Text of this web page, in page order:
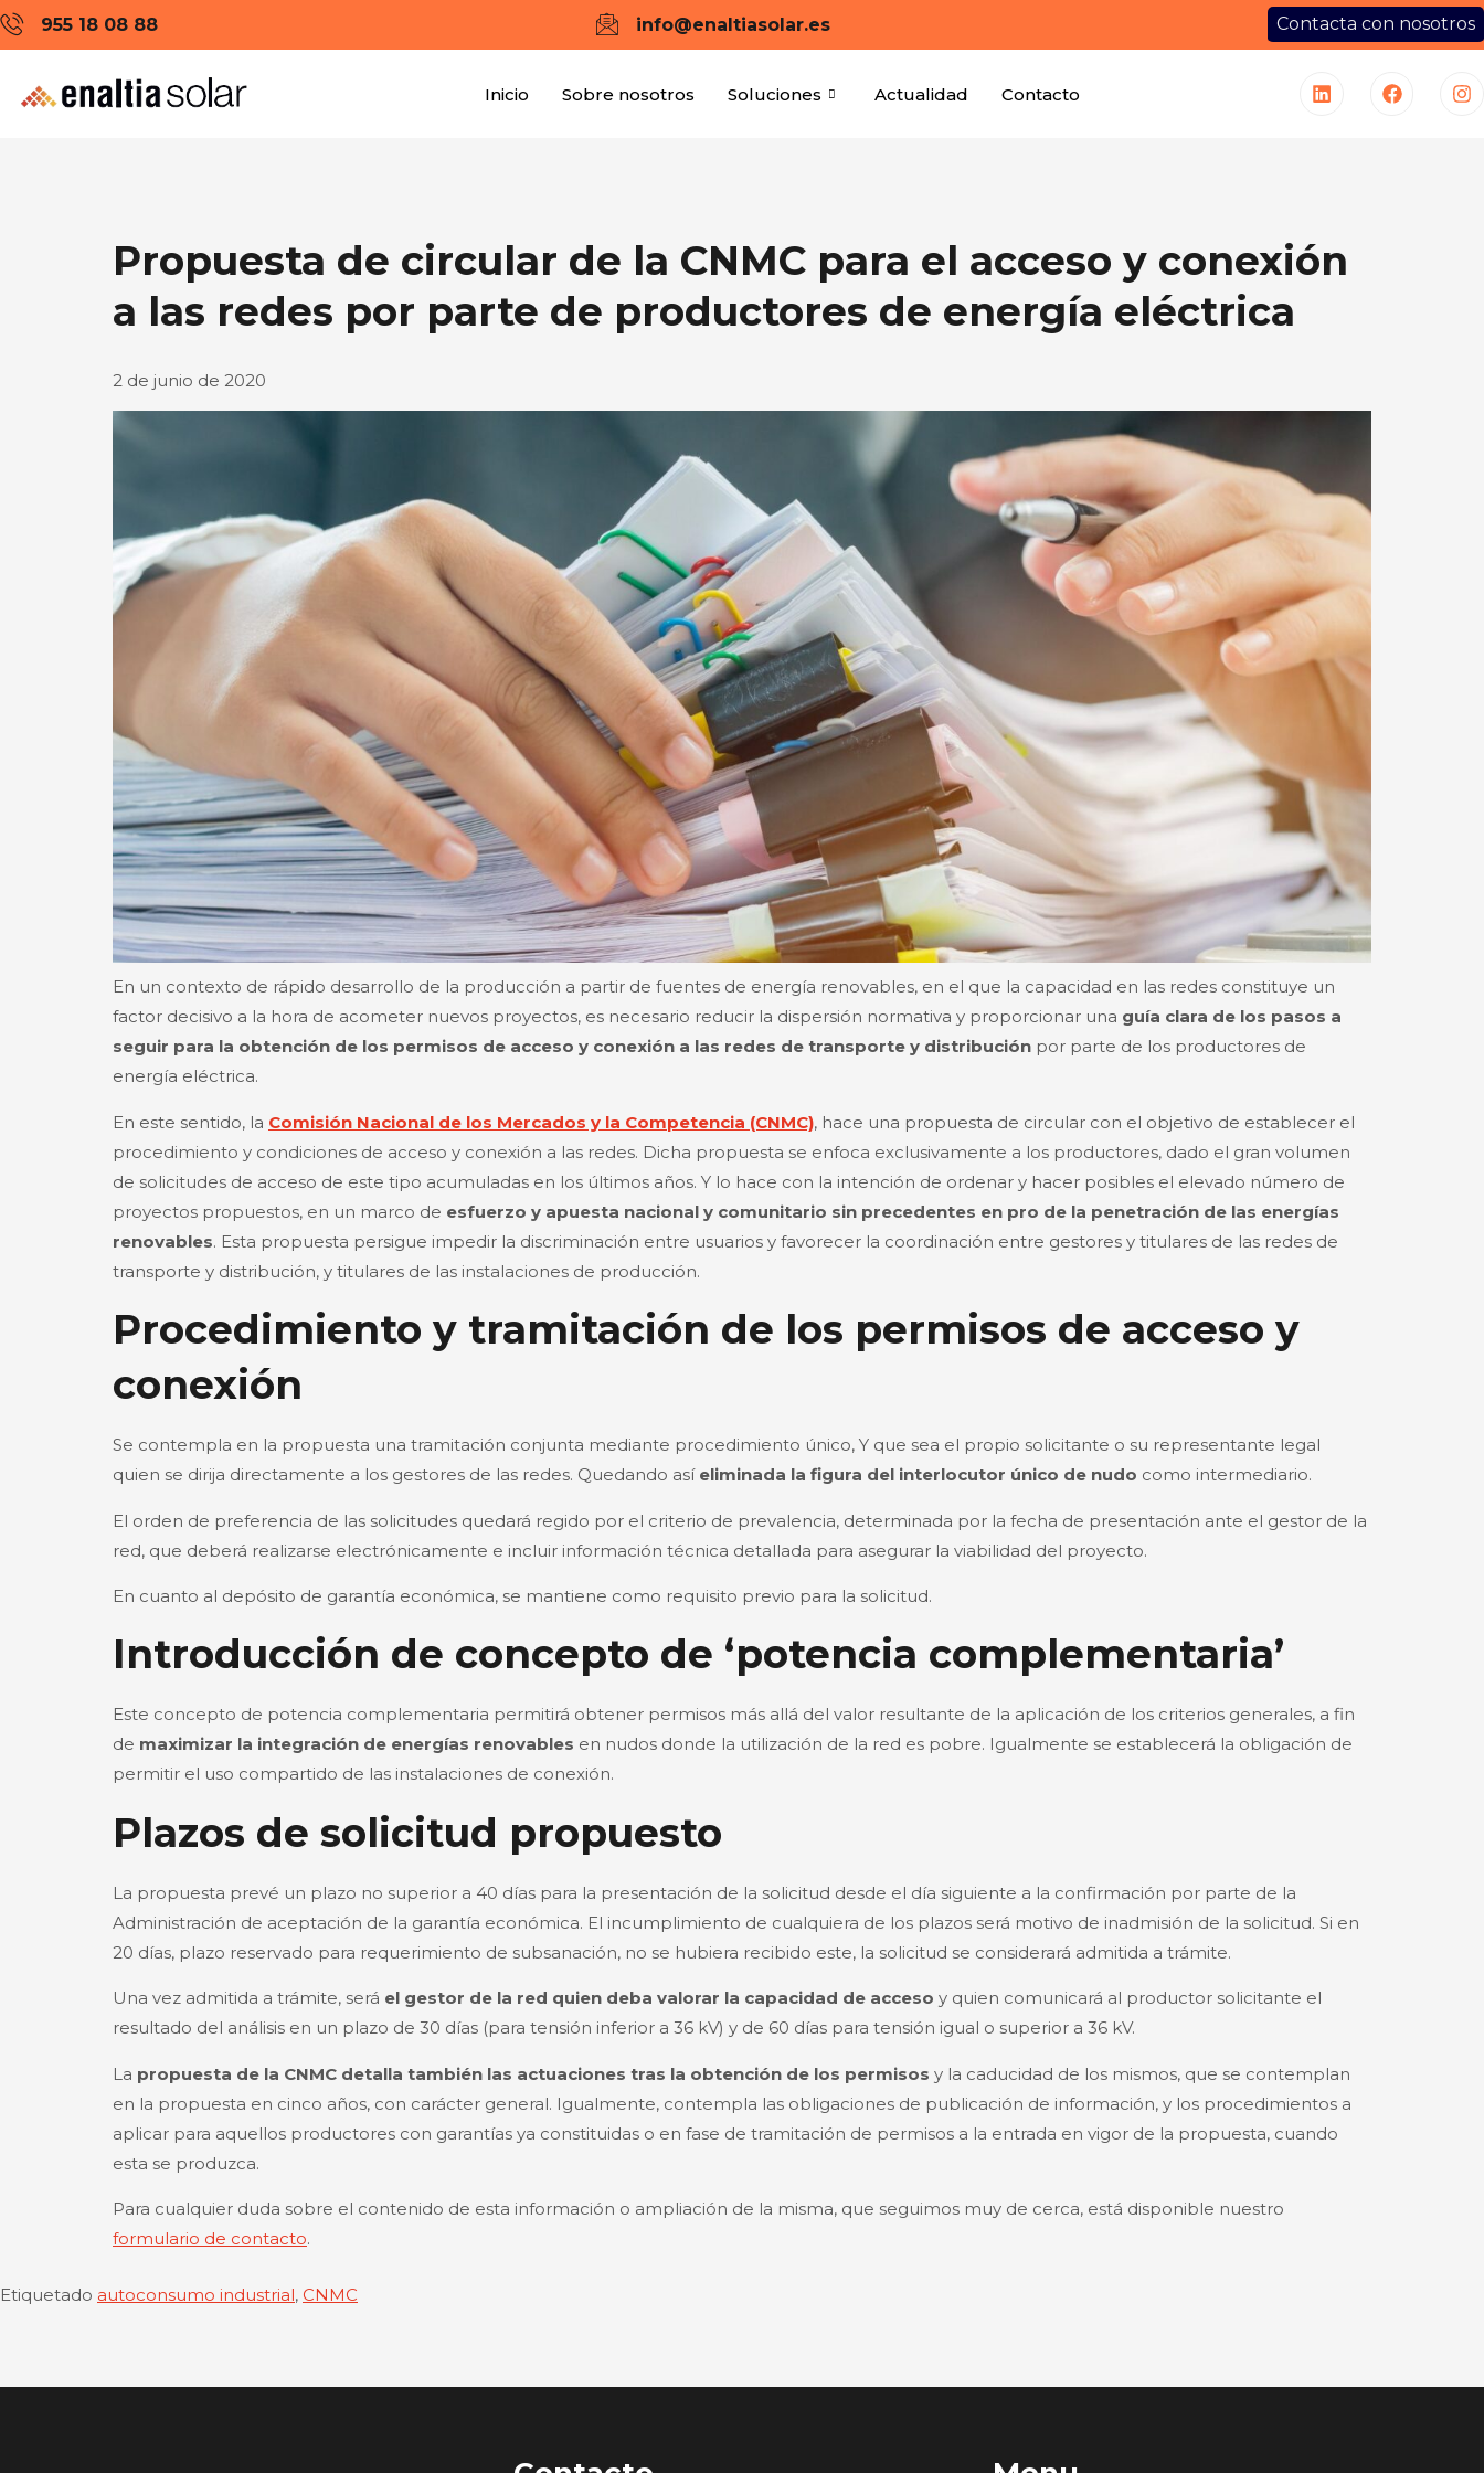
955 18 08 88 info@enaltiasolar.es Contacta con nosotros
Inicio Sobre nosotros Soluciones Actualidad Contacto
Propuesta de circular de la CNMC para el acceso y conexión
a las redes por parte de productores de energía eléctrica
2 de junio de 2020
En un contexto de rápido desarrollo de la producción a partir de fuentes de energía renovables, en el que la capacidad en las redes constituye un
factor decisivo a la hora de acometer nuevos proyectos, es necesario reducir la dispersión normativa y proporcionar una guía clara de los pasos a
seguir para la obtención de los permisos de acceso y conexión a las redes de transporte y distribución por parte de los productores de
energía eléctrica.
En este sentido, la Comisión Nacional de los Mercados y la Competencia (CNMC), hace una propuesta de circular con el objetivo de establecer el
procedimiento y condiciones de acceso y conexión a las redes. Dicha propuesta se enfoca exclusivamente a los productores, dado el gran volumen
de solicitudes de acceso de este tipo acumuladas en los últimos años. Y lo hace con la intención de ordenar y hacer posibles el elevado número de
proyectos propuestos, en un marco de esfuerzo y apuesta nacional y comunitario sin precedentes en pro de la penetración de las energías
renovables. Esta propuesta persigue impedir la discriminación entre usuarios y favorecer la coordinación entre gestores y titulares de las redes de
transporte y distribución, y titulares de las instalaciones de producción.
Procedimiento y tramitación de los permisos de acceso y
conexión
Se contempla en la propuesta una tramitación conjunta mediante procedimiento único, Y que sea el propio solicitante o su representante legal
quien se dirija directamente a los gestores de las redes. Quedando así eliminada la figura del interlocutor único de nudo como intermediario.
El orden de preferencia de las solicitudes quedará regido por el criterio de prevalencia, determinada por la fecha de presentación ante el gestor de la
red, que deberá realizarse electrónicamente e incluir información técnica detallada para asegurar la viabilidad del proyecto.
En cuanto al depósito de garantía económica, se mantiene como requisito previo para la solicitud.
Introducción de concepto de ‘potencia complementaria’
Este concepto de potencia complementaria permitirá obtener permisos más allá del valor resultante de la aplicación de los criterios generales, a fin
de maximizar la integración de energías renovables en nudos donde la utilización de la red es pobre. Igualmente se establecerá la obligación de
permitir el uso compartido de las instalaciones de conexión.
Plazos de solicitud propuesto
La propuesta prevé un plazo no superior a 40 días para la presentación de la solicitud desde el día siguiente a la confirmación por parte de la
Administración de aceptación de la garantía económica. El incumplimiento de cualquiera de los plazos será motivo de inadmisión de la solicitud. Si en
20 días, plazo reservado para requerimiento de subsanación, no se hubiera recibido este, la solicitud se considerará admitida a trámite.
Una vez admitida a trámite, será el gestor de la red quien deba valorar la capacidad de acceso y quien comunicará al productor solicitante el
resultado del análisis en un plazo de 30 días (para tensión inferior a 36 kV) y de 60 días para tensión igual o superior a 36 kV.
La propuesta de la CNMC detalla también las actuaciones tras la obtención de los permisos y la caducidad de los mismos, que se contemplan
en la propuesta en cinco años, con carácter general. Igualmente, contempla las obligaciones de publicación de información, y los procedimientos a
aplicar para aquellos productores con garantías ya constituidas o en fase de tramitación de permisos a la entrada en vigor de la propuesta, cuando
esta se produzca.
Para cualquier duda sobre el contenido de esta información o ampliación de la misma, que seguimos muy de cerca, está disponible nuestro
formulario de contacto.
Etiquetado autoconsumo industrial, CNMC